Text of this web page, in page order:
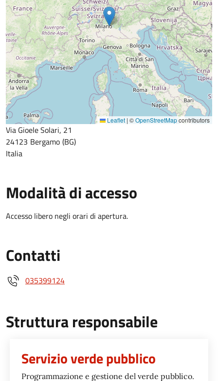
Leaflet | ©OpenStreetMapcontributors
Via Gioele Solari, 21
24123 Bergamo BG
Italia
Modalità di accesso
Accesso libero negli orari di apertura.
Contatti
035399124
Struttura responsabile
Servizio verde pubblico
Programmazione e gestione del verde pubblico.